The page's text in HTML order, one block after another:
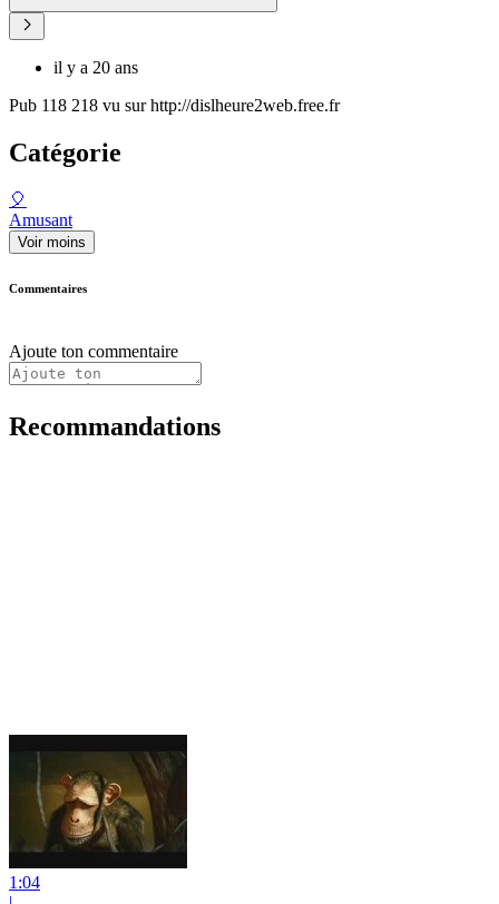
il y a 20 ans
Pub 118 218 vu sur http://dislheure2web.free.fr
Catégorie
🎈
Amusant
Voir moins
Commentaires
Ajoute ton commentaire
Recommandations
1:04